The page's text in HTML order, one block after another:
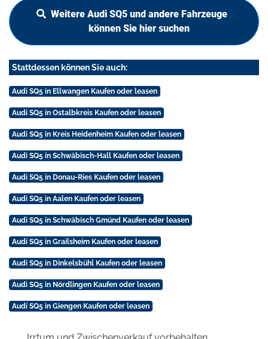
Weitere Audi SQ5 und andere Fahrzeuge
können Sie hier suchen
Stattdessen können Sie auch:
Audi SQ5 in Ellwangen Kaufen oder leasen
Audi SQ5 in Ostalbkreis Kaufen oder leasen
Audi SQ5 in Kreis Heidenheim Kaufen oder leasen
Audi SQ5 in Schwäbisch-Hall Kaufen oder leasen
Audi SQ5 in Donau-Ries Kaufen oder leasen
Audi SQ5 in Aalen Kaufen oder leasen
Audi SQ5 in Schwäbisch Gmünd Kaufen oder leasen
Audi SQ5 in Grailsheim Kaufen oder leasen
Audi SQ5 in Dinkelsbühl Kaufen oder leasen
Audi SQ5 in Nördlingen Kaufen oder leasen
Audi SQ5 in Giengen Kaufen oder leasen